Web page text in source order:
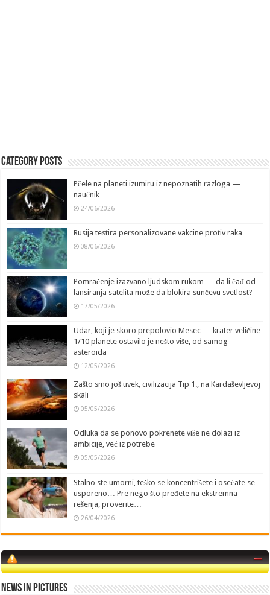
Category Posts
Pčele na planeti izumiru iz nepoznatih razloga —
naučnik
24/06/2026
Rusija testira personalizovane vakcine protiv raka
08/06/2026
Pomračenje izazvano ljudskom rukom — da li čađ od
lansiranja satelita može da blokira sunčevu svetlost?
17/05/2026
Udar, koji je skoro prepolovio Mesec — krater veličine
1/10 planete ostavilo je nešto više, od samog
asteroida
12/05/2026
Zašto smo još uvek, civilizacija Tip 1., na Kardaševljevoj
skali
05/05/2026
Odluka da se ponovo pokrenete više ne dolazi iz
ambicije, već iz potrebe
05/05/2026
Stalno ste umorni, teško se koncentrišete i osećate se
usporeno… Pre nego što pređete na ekstremna
rešenja, proverite…
26/04/2026
News in Pictures